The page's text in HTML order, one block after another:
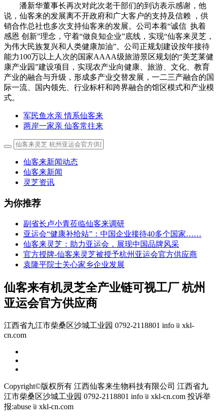
潘新华董事长再次对此次老干部们的到访表示感谢，他
说，仙客来的发展离不开政府和广大客户的支持及信赖 ，供
销合作总社也多次支持仙客来的发展。公司本着“诚信 执着
感恩 创新”理念，守着“做良知企业”底线，实现“仙客来灵芝，
为伟大民族复兴和人类健康加油”。公司正规划建设按年接待
能力100万以上人次的国家AAAA级旅游景区规划的“美芝莱健
康产业园”建设项目，实现农产业向健康、旅游、文化、教育
产业的融合与升级，形成多产业交替发展，一二三产融合的国
际一流、国内领先、行业标杆和跨界融合的馆区模式和产业模
式。
军民鱼水亲 情系仙客来
两岸一家亲 仙客常往来
仙客来新闻动态
仙客来新闻
灵芝资讯
为你推荐
副省长卢小青莅临仙客来调研
亚运会“健康补给站”：中国企业接待40多个国家……
仙客来灵芝：助力亚运会，展现中国品牌风采
官方授牌-仙客来灵芝被授予杭州亚运会官方供应商
袁隆平院士关心家乡企业发展
仙客来有机灵芝全产业链可视工厂 杭州
亚运会官方供应商
江西省九江市柴桑区沙城工业园 0792-2118801 info﹫xkl-
cn.com
Copyright©版权所有 江西仙客来生物科技有限公司 江西省九
江市柴桑区沙城工业园 0792-2118801 info﹫xkl-cn.com 投诉举
报:abuse﹫xkl-cn.com